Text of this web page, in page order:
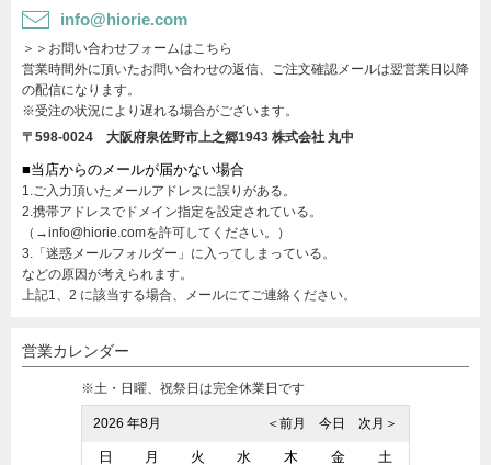
info@hiorie.com
＞＞お問い合わせフォームはこちら
営業時間外に頂いたお問い合わせの返信、ご注文確認メールは翌営業日以降
の配信になります。
※受注の状況により遅れる場合がございます。
〒598-0024 大阪府泉佐野市上之郷1943 株式会社 丸中
■当店からのメールが届かない場合
1.ご入力頂いたメールアドレスに誤りがある。
2.携帯アドレスでドメイン指定を設定されている。
（→info@hiorie.comを許可してください。）
3.「迷惑メールフォルダー」に入ってしまっている。
などの原因が考えられます。
上記1、2 に該当する場合、メールにてご連絡ください。
営業カレンダー
※土・日曜、祝祭日は完全休業日です
2026 年8月 次月＞
今日
＜前月
日 月 火 水 木 金 土